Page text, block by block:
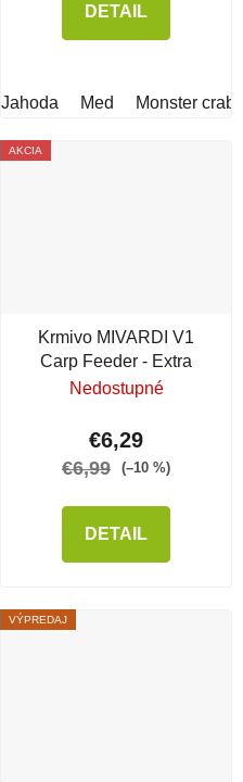
DETAIL
Jahoda Med Monster crab
AKCIA
Krmivo MIVARDI V1
Carp Feeder - Extra
Nedostupné
€6,29
€6,99 (–10 %)
DETAIL
VÝPREDAJ